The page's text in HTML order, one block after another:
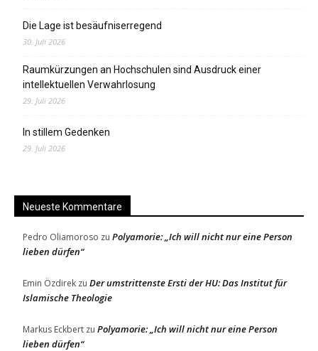
Die Lage ist besäufniserregend
30. Juli 2026
Raumkürzungen an Hochschulen sind Ausdruck einer
intellektuellen Verwahrlosung
29. Juli 2026
In stillem Gedenken
29. Juli 2026
Neueste Kommentare
Pedro Oliamoroso zu Polyamorie: „Ich will nicht nur eine Person
lieben dürfen“
Emin Özdirek zu Der umstrittenste Ersti der HU: Das Institut für
Islamische Theologie
Markus Eckbert zu Polyamorie: „Ich will nicht nur eine Person
lieben dürfen“